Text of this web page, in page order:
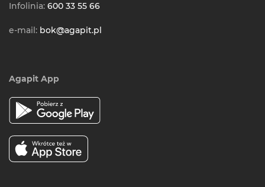
Infolinia: 600 33 55 66
e-mail: bok@agapit.pl
Agapit App